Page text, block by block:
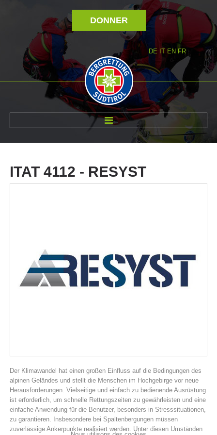
DONNER
DE IT EN FR
ITAT 4112 - RESYST
Der Klimawandel hat einen großen Einfluss auf die Bedingungen des
alpinen Geländes und stellt die Menschen im Hochgebirge vor neue
Herausforderungen. Vielseitige und einfach zu bedienende Ausrüstung
ist erforderlich, um schnelle Rettungszeiten zu gewährleisten und eine
einfache Anwendung für die Benutzer, besonders in Stresssituationen,
zu garantieren. Insbesondere bei Spaltenbergungen müssen
zuverlässige Ankerpunkte realisiert werden. Unter diesen Umständen